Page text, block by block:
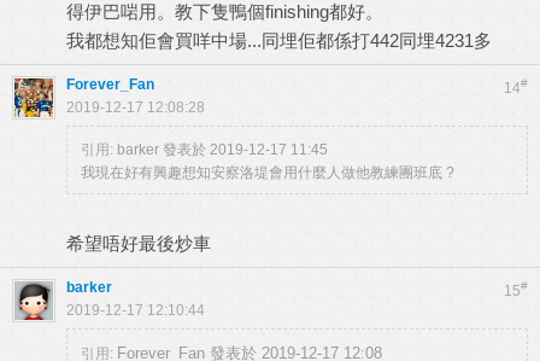
得伊巴啱用。教下隻鴨個finishing都好。
我都想知佢會買咩中場...同埋佢都係打442同埋4231多
14#
Forever_Fan
2019-12-17 12:08:28
引用: barker 發表於 2019-12-17 11:45
我現在好有興趣想知安察洛堤會用什麼人做他教練團班底 ?
希望唔好最後炒車
15#
barker
2019-12-17 12:10:44
引用: Forever_Fan 發表於 2019-12-17 12:08